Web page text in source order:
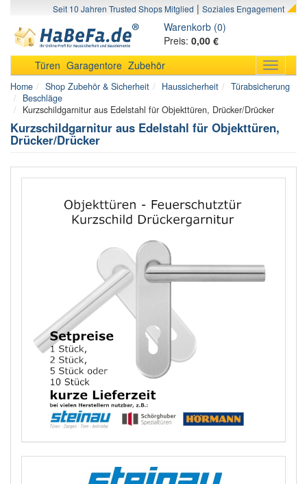
Seit 10 Jahren Trusted Shops Mitglied | Soziales Engagement
Warenkorb (0)
Preis: 0,00 €
Toggle
Türen Garagentore Zubehör
Home Shop Zubehör & Sicherheit Haussicherheit
Türabsicherung
Beschläge
Kurzschildgarnitur aus Edelstahl für Objekttüren, Drücker/Drücker
Kurzschildgarnitur aus Edelstahl für Objekttüren,
Drücker/Drücker